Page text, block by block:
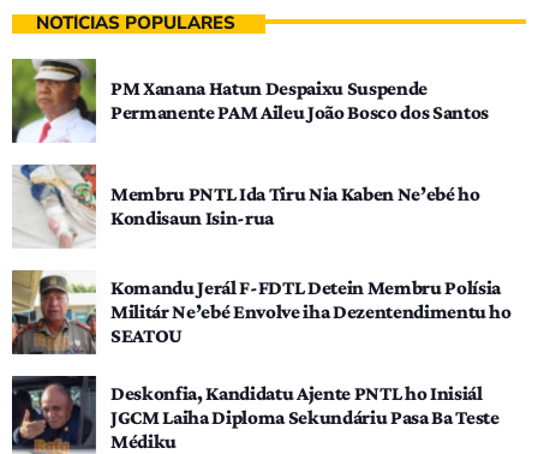
NOTÍCIAS POPULARES
PM Xanana Hatun Despaixu Suspende
Permanente PAM Aileu João Bosco dos Santos
Membru PNTL Ida Tiru Nia Kaben Ne’ebé ho
Kondisaun Isin-rua
Komandu Jerál F-FDTL Detein Membru Polísia
Militár Ne’ebé Envolve iha Dezentendimentu ho
SEATOU
Deskonfia, Kandidatu Ajente PNTL ho Inisiál
JGCM Laiha Diploma Sekundáriu Pasa Ba Teste
Médiku